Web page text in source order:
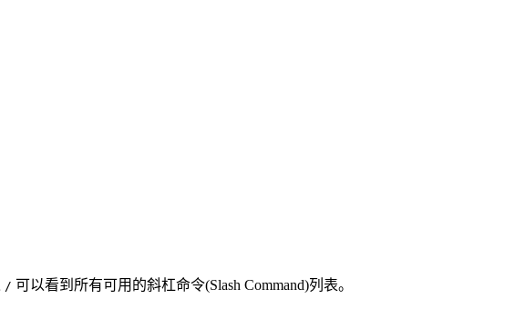
/ 可以看到所有可用的斜杠命令(Slash Command)列表。